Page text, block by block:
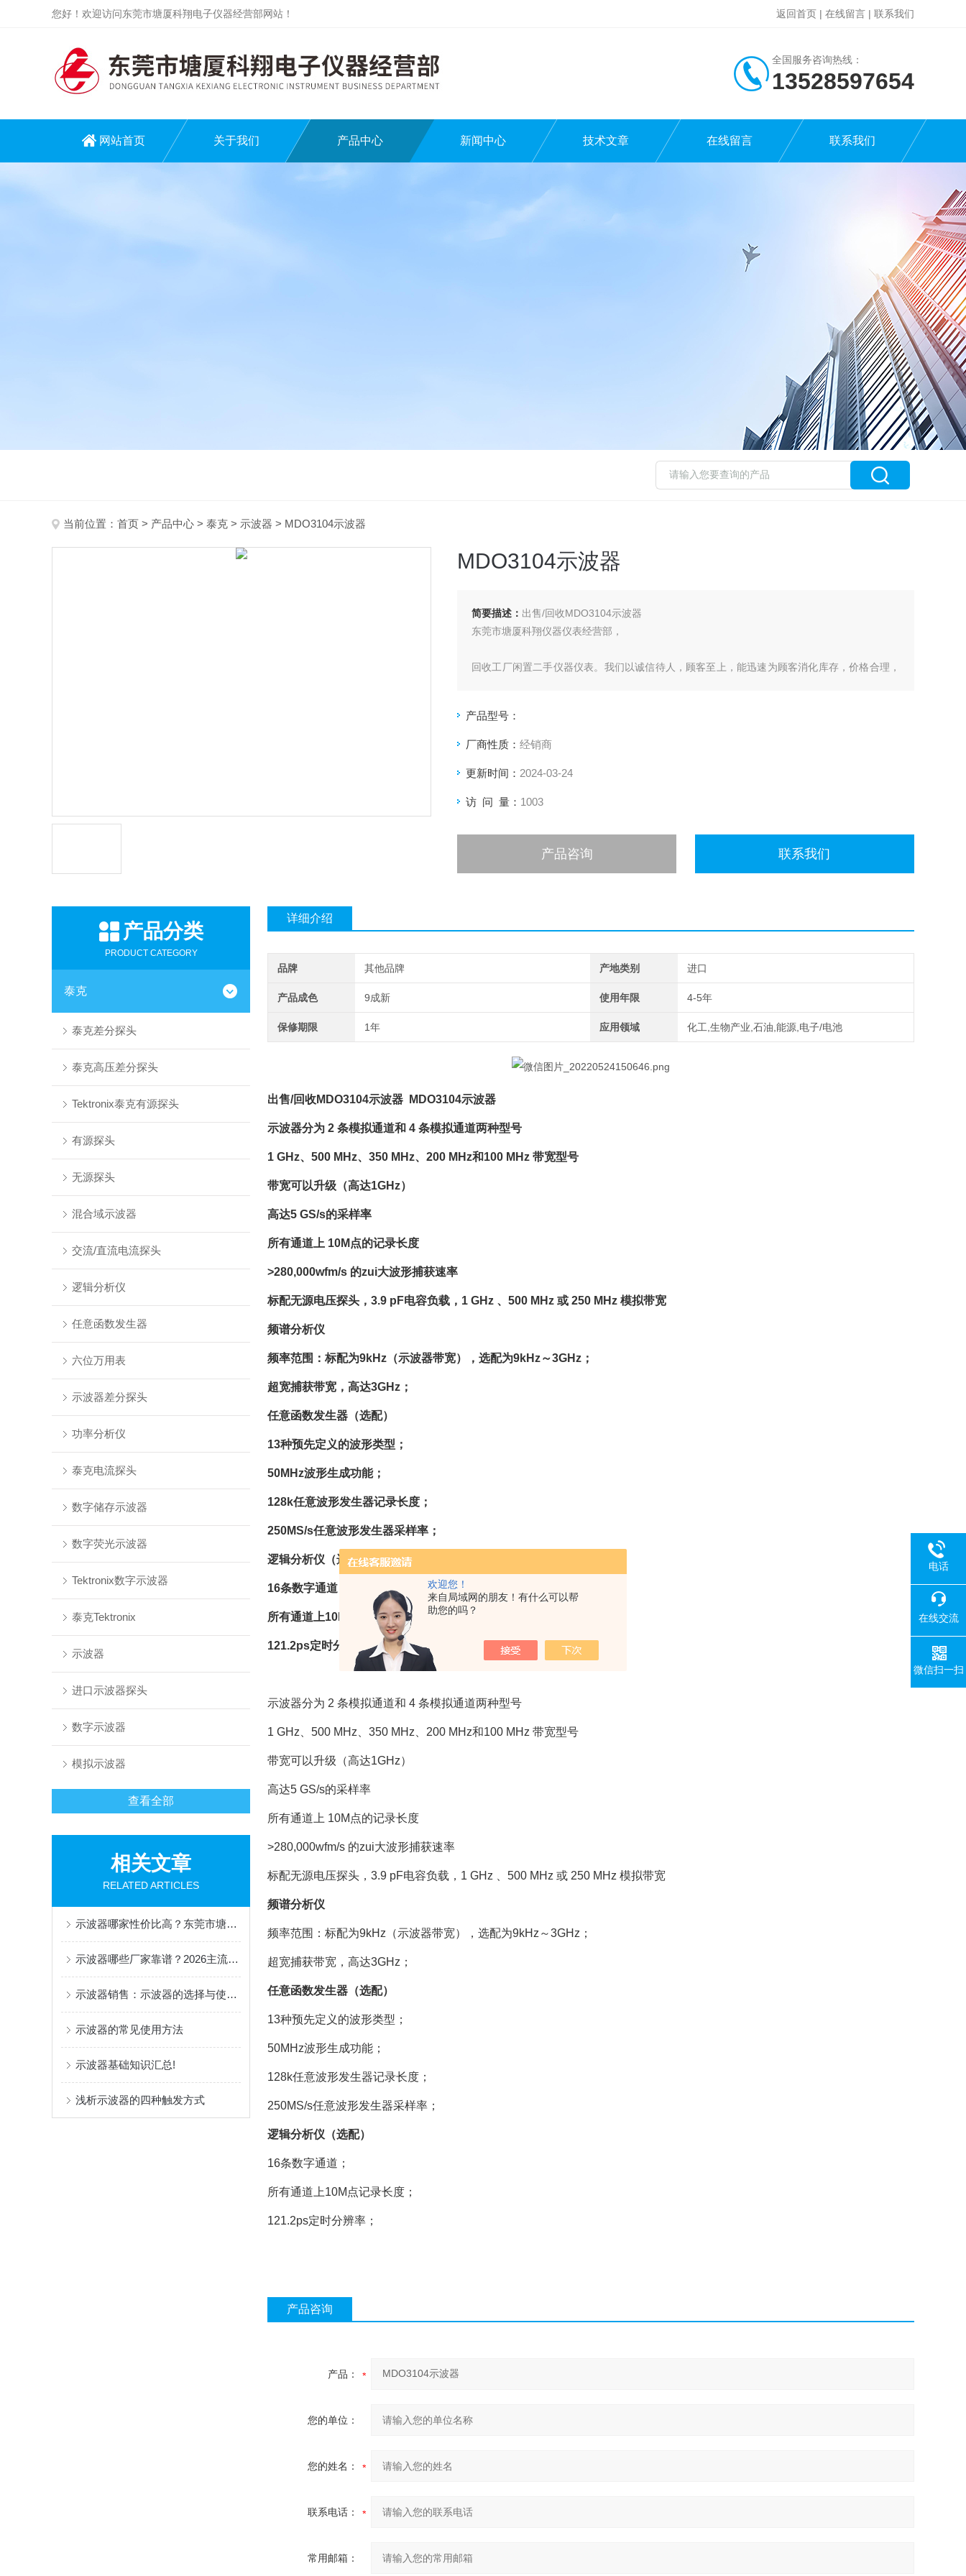
欢迎您！
来自局域网的朋友！有什么可以帮
助您的吗？
您好！欢迎访问东莞市塘厦科翔电子仪器经营部网站！ 返回首页 | 在线留言 | 联系我们
全国服务咨询热线：
13528597654
网站首页 关于我们 产品中心 新闻中心 技术文章 在线留言 联系我们
当前位置： 首页 > 产品中心 > 泰克 > 示波器 > MDO3104示波器
MDO3104示波器
简要描述： 出售/回收MDO3104示波器
东莞市塘厦科翔仪器仪表经营部，
回收工厂闲置二手仪器仪表。我们以诚信待人，顾客至上，能迅速为顾客消化库存，价格合理，
你及时回笼资金。经营范围覆盖全国各个地区，我们交易灵活便捷，现款支付，帮你解决手头上
的闲置仪
器。回收的产品：示波器、万用表、网络分析仪、频谱分析仪、CMW500测试机、信号发生器、
产品型号：
厂商性质： 经销商
更新时间： 2024-03-24
访 问 量： 1003
产品咨询 联系我们
产品分类
PRODUCT CATEGORY
泰克
泰克差分探头
泰克高压差分探头
Tektronix泰克有源探头
有源探头
无源探头
混合域示波器
交流/直流电流探头
逻辑分析仪
任意函数发生器
六位万用表
示波器差分探头
功率分析仪
泰克电流探头
数字储存示波器
数字荧光示波器
Tektronix数字示波器
泰克Tektronix
示波器
进口示波器探头
数字示波器
模拟示波器
查看全部
相关文章
RELATED ARTICLES
示波器哪家性价比高？东莞市塘厦科翔主流型号对比
示波器哪些厂家靠谱？2026主流示波器代理商全揭秘！
示波器销售：示波器的选择与使用指南
示波器的常见使用方法
示波器基础知识汇总!
浅析示波器的四种触发方式
详细介绍
品牌 其他品牌 产地类别 进口
产品成色 9成新 使用年限 4-5年
保修期限 1年 应用领域 化工,生物产业,石油,能源,电子/电池
出售/回收MDO3104示波器 MDO3104示波器
示波器分为 2 条模拟通道和 4 条模拟通道两种型号
1 GHz、500 MHz、350 MHz、200 MHz和100 MHz 带宽型号
带宽可以升级（高达1GHz）
高达5 GS/s的采样率
所有通道上 10M点的记录长度
>280,000wfm/s 的zui大波形捕获速率
标配无源电压探头，3.9 pF电容负载，1 GHz 、500 MHz 或 250 MHz 模拟带宽
频谱分析仪
频率范围：标配为9kHz（示波器带宽），选配为9kHz～3GHz；
超宽捕获带宽，高达3GHz；
任意函数发生器（选配）
13种预先定义的波形类型；
50MHz波形生成功能；
128k任意波形发生器记录长度；
250MS/s任意波形发生器采样率；
逻辑分析仪（选配）
16条数字通道；
所有通道上10M点记录长度；
121.2ps定时分辨率；
示波器分为 2 条模拟通道和 4 条模拟通道两种型号
1 GHz、500 MHz、350 MHz、200 MHz和100 MHz 带宽型号
带宽可以升级（高达1GHz）
高达5 GS/s的采样率
所有通道上 10M点的记录长度
>280,000wfm/s 的zui大波形捕获速率
标配无源电压探头，3.9 pF电容负载，1 GHz 、500 MHz 或 250 MHz 模拟带宽
频谱分析仪
频率范围：标配为9kHz（示波器带宽），选配为9kHz～3GHz；
超宽捕获带宽，高达3GHz；
任意函数发生器（选配）
13种预先定义的波形类型；
50MHz波形生成功能；
128k任意波形发生器记录长度；
250MS/s任意波形发生器采样率；
逻辑分析仪（选配）
16条数字通道；
所有通道上10M点记录长度；
121.2ps定时分辨率；
产品咨询
产品：
您的单位：
您的姓名：
联系电话：
常用邮箱：
电话
在线交流
微信扫一扫